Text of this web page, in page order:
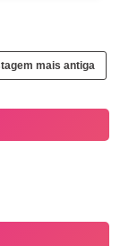
mais antiga